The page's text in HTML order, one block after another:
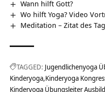
Wann hilft Gott?
Wo hilft Yoga? Video
Meditation – Zitat des
TAGGED: Jugendlichenyoga
Kinderyoga Kinderyoga
Kinderyoga Übungsleiter